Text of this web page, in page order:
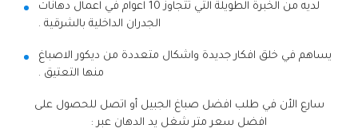
لديه من الخبرة الطويلة التي تتجاوز 10 اعوام في اعمال دهانات
الجدران الداخلية بالشرقية .
يساهم في خلق افكار جديدة واشكال متعددة من ديكور الاصباغ
منها التعتيق .
سارع الأن في طلب افضل صباغ الجبيل أو اتصل للحصول على
افضل سعر متر شغل يد الدهان عبر :